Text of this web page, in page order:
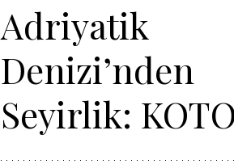
Adriyatik
Denizi’nden
Seyirlik: